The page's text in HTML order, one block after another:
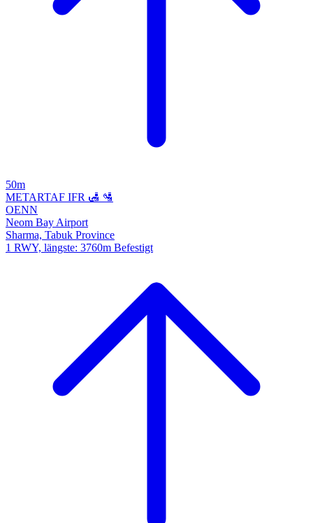
50m
METARTAF IFR 🛃 🛂
OENN
Neom Bay Airport
Sharma, Tabuk Province
1 RWY, längste: 3760m Befestigt